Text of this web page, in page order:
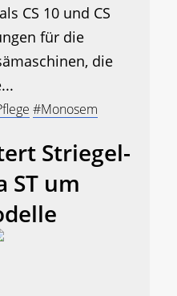
CS 10 und CS
für die
die
#Monosem
Striegel-
ST um